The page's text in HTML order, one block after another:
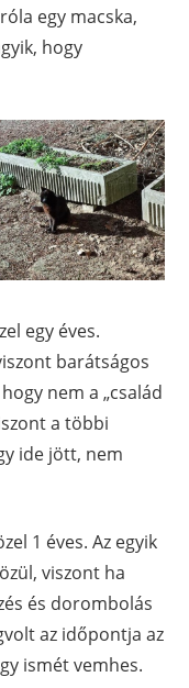
egy macska,
hogy
egy éves.
barátságos
nem a „család
a többi
ide jött, nem
1 éves. Az egyik
viszont ha
és dorombolás
az időpontja az
ismét vemhes.